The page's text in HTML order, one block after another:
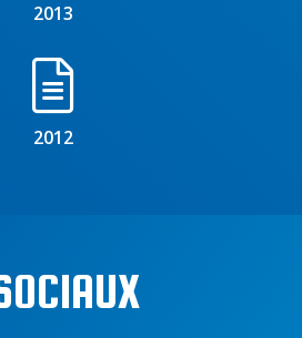
2013
2012